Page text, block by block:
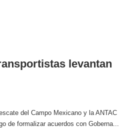
levantan
del Campo Mexicano y la ANTAC
de formalizar acuerdos con Goberna...